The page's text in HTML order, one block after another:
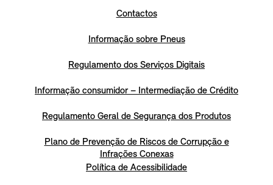
Contactos
Informação sobre Pneus
Regulamento dos Serviços Digitais
Informação consumidor – Intermediação de Crédito
Regulamento Geral de Segurança dos Produtos
Plano de Prevenção de Riscos de Corrupção e
Infrações Conexas
Política de Acessibilidade